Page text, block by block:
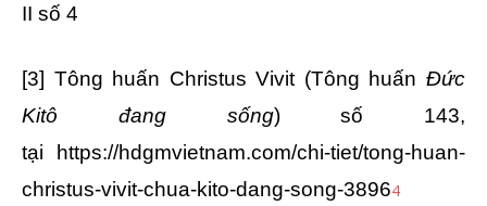
II số 4
[3] Tông huấn Christus Vivit (Tông huấn Đức
Kitô đang sống) số 143,
tại https://hdgmvietnam.com/chi-tiet/tong-huan-
christus-vivit-chua-kito-dang-song-38964